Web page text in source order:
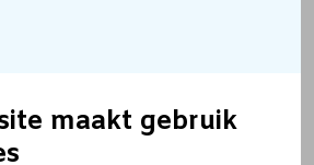
maakt gebruik